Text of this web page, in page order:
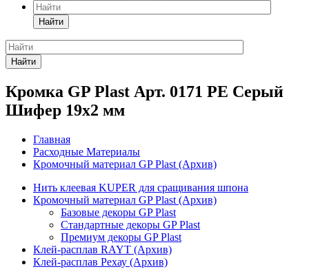
Найти
Найти
Кромка GP Plast Арт. 0171 PE Серый
Шифер 19x2 мм
Главная
Расходные Материалы
Кромочный материал GP Plast (Архив)
Нить клеевая KUPER для сращивания шпона
Кромочный материал GP Plast (Архив)
Базовые декоры GP Plast
Стандартные декоры GP Plast
Премиум декоры GP Plast
Клей-расплав RAYT (Архив)
Клей-расплав Рехау (Архив)